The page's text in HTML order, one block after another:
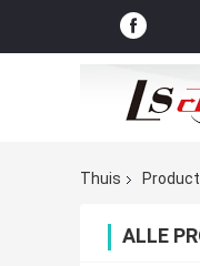
Thuis
ALLE